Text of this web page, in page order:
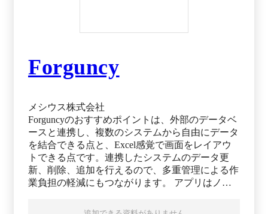
Forguncy
メシウス株式会社
Forguncyのおすすめポイントは、外部のデータベ
ースと連携し、複数のシステムから自由にデータ
を結合できる点と、Excel感覚で画面をレイアウ
トできる点です。連携したシステムのデータ更
新、削除、追加を行えるので、多重管理による作
業負担の軽減にもつながります。 アプリはノー
レイアウトはすべて設定ベースで作成可能なため